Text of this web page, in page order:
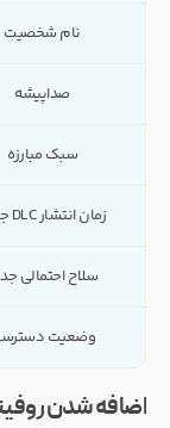
نام شخصیت
صداپیشه
سبک مبارزه
زمان انتشار DLC جدید
سلاح احتمالی
وضعیت
اضافه شدن